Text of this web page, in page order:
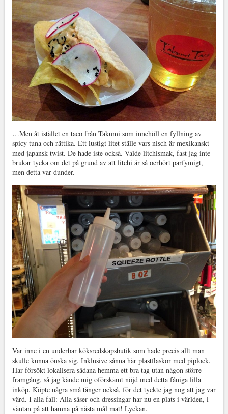
…Men åt istället en taco från Takumi som innehöll en fyllning av
spicy tuna och rättika. Ett lustigt litet ställe vars nisch är mexikanskt
med japansk twist. De hade iste också. Valde litchismak, fast jag inte
brukar tycka om det på grund av att litchi är så oerhört parfymigt,
men detta var dunder.
Var inne i en underbar köksredskapsbutik som hade precis allt man
skulle kunna önska sig. Inklusive sånna här plastflaskor med piplock.
Har försökt lokalisera sådana hemma ett bra tag utan någon större
framgång, så jag kände mig oförskämt nöjd med detta fåniga lilla
inköp. Köpte några små tänger också, för det tyckte jag nog att jag var
värd. I alla fall: Alla såser och dressingar har nu en plats i världen, i
väntan på att hamna på nästa mål mat! Lyckan.